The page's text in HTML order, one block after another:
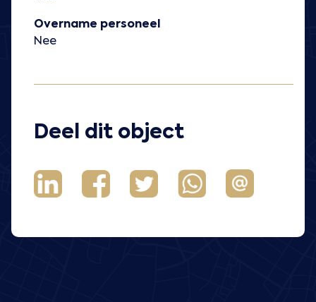
Overname personeel
Nee
Deel dit object